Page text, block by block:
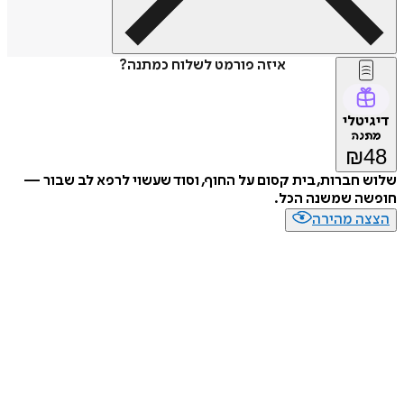
איזה פורמט לשלוח כמתנה?
₪
חברות, בית קסום על החוף, וסוד שעשוי לרפא לב שבור —
שמשנה הכל.
מהירה